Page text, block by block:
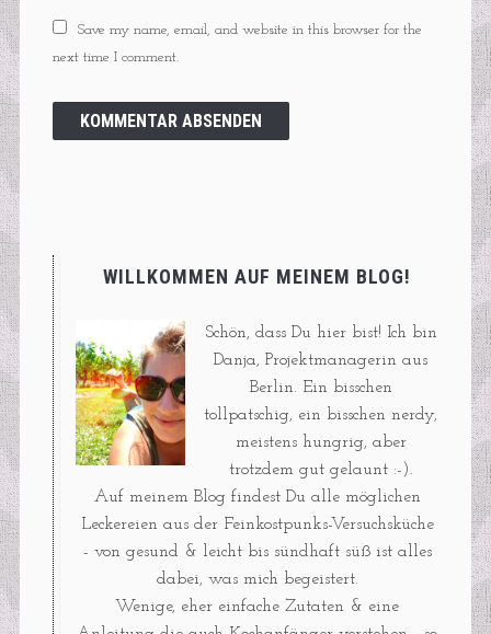
Save my name, email, and website in this browser for the
next time I comment.
WILLKOMMEN AUF MEINEM BLOG!
Schön, dass Du hier bist! Ich bin
Danja, Projektmanagerin aus
Berlin. Ein bisschen
tollpatschig, ein bisschen nerdy,
meistens hungrig, aber
trotzdem gut gelaunt :-).
Auf meinem Blog findest Du alle möglichen
Leckereien aus der Feinkostpunks-Versuchsküche
- von gesund & leicht bis sündhaft süß ist alles
dabei, was mich begeistert.
Wenige, eher einfache Zutaten & eine